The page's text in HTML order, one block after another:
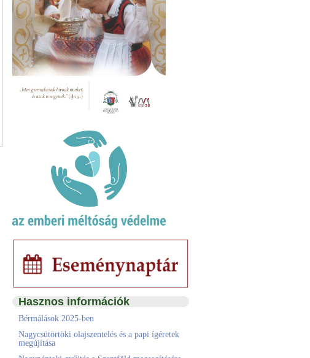
Hasznos információk
Bérmálások 2025-ben
Nagycsütörtöki olajszentelés és a papi ígéretek
megújítása